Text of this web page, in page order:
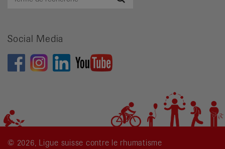
Social Media
© 2026, Ligue suisse contre le rhumatisme